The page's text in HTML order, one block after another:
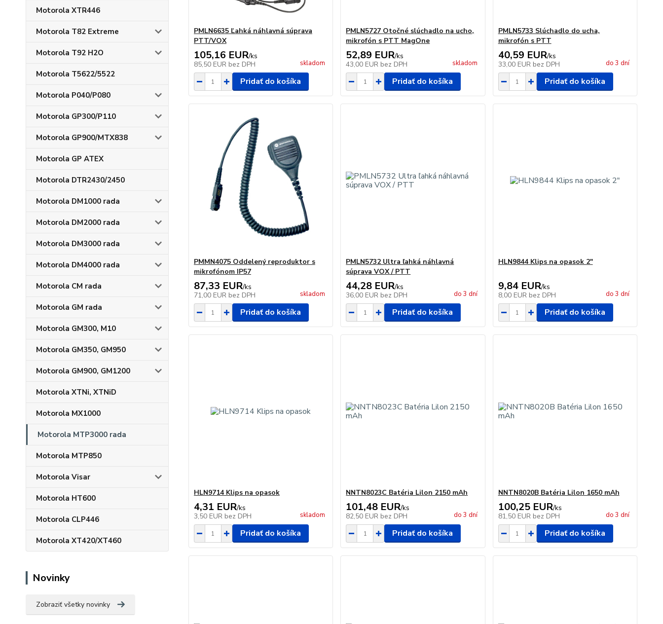
Motorola XTR446
Motorola T82 Extreme
Motorola T92 H2O
Motorola T5622/5522
Motorola P040/P080
Motorola GP300/P110
Motorola GP900/MTX838
Motorola GP ATEX
Motorola DTR2430/2450
Motorola DM1000 rada
Motorola DM2000 rada
Motorola DM3000 rada
Motorola DM4000 rada
Motorola CM rada
Motorola GM rada
Motorola GM300, M10
Motorola GM350, GM950
Motorola GM900, GM1200
Motorola XTNi, XTNiD
Motorola MX1000
Motorola MTP3000 rada
Motorola MTP850
Motorola Visar
Motorola HT600
Motorola CLP446
Motorola XT420/XT460
Novinky
Zobraziť všetky novinky
PMLN6635 Ľahká náhlavná súprava
PTT/VOX
105,16 EUR/ks
85,50 EUR bez DPH skladom
Pridať do košíka
PMLN5727 Otočné slúchadlo na ucho,
mikrofón s PTT MagOne
52,89 EUR/ks
43,00 EUR bez DPH skladom
Pridať do košíka
PMLN5733 Slúchadlo do ucha,
mikrofón s PTT
40,59 EUR/ks
33,00 EUR bez DPH do 3 dní
Pridať do košíka
PMMN4075 Oddelený reproduktor s
mikrofónom IP57
87,33 EUR/ks
71,00 EUR bez DPH skladom
Pridať do košíka
PMLN5732 Ultra ľahká náhlavná
súprava VOX / PTT
44,28 EUR/ks
36,00 EUR bez DPH do 3 dní
Pridať do košíka
HLN9844 Klips na opasok 2"
9,84 EUR/ks
8,00 EUR bez DPH do 3 dní
Pridať do košíka
HLN9714 Klips na opasok
4,31 EUR/ks
3,50 EUR bez DPH skladom
Pridať do košíka
NNTN8023C Batéria Lilon 2150 mAh
101,48 EUR/ks
82,50 EUR bez DPH do 3 dní
Pridať do košíka
NNTN8020B Batéria Lilon 1650 mAh
100,25 EUR/ks
81,50 EUR bez DPH do 3 dní
Pridať do košíka